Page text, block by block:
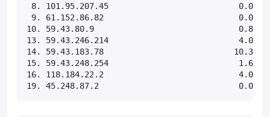
8. 101.95.207.45                           0.0%
9. 61.152.86.82                            0.0%
10. 59.43.80.9                              0.8%
13. 59.43.246.214                           4.0%
14. 59.43.183.78                           10.3%
15. 59.43.248.254                           1.6%
16. 118.184.22.2                            4.0%
19. 45.248.87.2                             0.0%